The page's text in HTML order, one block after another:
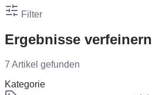
Filter
Ergebnisse verfeinern
7 Artikel gefunden
Kategorie